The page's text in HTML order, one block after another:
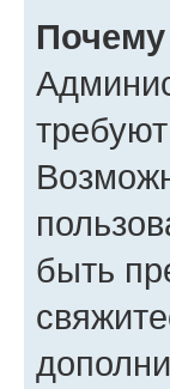
быть